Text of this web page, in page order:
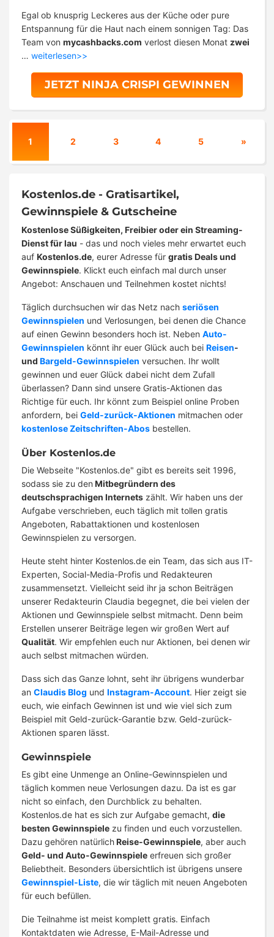
Egal ob knusprig Leckeres aus der Küche oder pure
Entspannung für die Haut nach einem sonnigen Tag: Das
Team von mycashbacks.com verlost diesen Monat zwei
… weiterlesen>>
JETZT NINJA CRISPI GEWINNEN
1 2 3 4 5 »
Kostenlos.de - Gratisartikel,
Gewinnspiele & Gutscheine
Kostenlose Süßigkeiten, Freibier oder ein Streaming-
Dienst für lau - das und noch vieles mehr erwartet euch
auf Kostenlos.de, eurer Adresse für gratis Deals und
Gewinnspiele. Klickt euch einfach mal durch unser
Angebot: Anschauen und Teilnehmen kostet nichts!
Täglich durchsuchen wir das Netz nach seriösen
Gewinnspielen und Verlosungen, bei denen die Chance
auf einen Gewinn besonders hoch ist. Neben Auto-
Gewinnspielen könnt ihr euer Glück auch bei Reisen-
und Bargeld-Gewinnspielen versuchen. Ihr wollt
gewinnen und euer Glück dabei nicht dem Zufall
überlassen? Dann sind unsere Gratis-Aktionen das
Richtige für euch. Ihr könnt zum Beispiel online Proben
anfordern, bei Geld-zurück-Aktionen mitmachen oder
kostenlose Zeitschriften-Abos bestellen.
Über Kostenlos.de
Die Webseite "Kostenlos.de" gibt es bereits seit 1996,
sodass sie zu den Mitbegründern des
deutschsprachigen Internets zählt. Wir haben uns der
Aufgabe verschrieben, euch täglich mit tollen gratis
Angeboten, Rabattaktionen und kostenlosen
Gewinnspielen zu versorgen.
Heute steht hinter Kostenlos.de ein Team, das sich aus IT-
Experten, Social-Media-Profis und Redakteuren
zusammensetzt. Vielleicht seid ihr ja schon Beiträgen
unserer Redakteurin Claudia begegnet, die bei vielen der
Aktionen und Gewinnspiele selbst mitmacht. Denn beim
Erstellen unserer Beiträge legen wir großen Wert auf
Qualität. Wir empfehlen euch nur Aktionen, bei denen wir
auch selbst mitmachen würden.
Dass sich das Ganze lohnt, seht ihr übrigens wunderbar
an Claudis Blog und Instagram-Account. Hier zeigt sie
euch, wie einfach Gewinnen ist und wie viel sich zum
Beispiel mit Geld-zurück-Garantie bzw. Geld-zurück-
Aktionen sparen lässt.
Gewinnspiele
Es gibt eine Unmenge an Online-Gewinnspielen und
täglich kommen neue Verlosungen dazu. Da ist es gar
nicht so einfach, den Durchblick zu behalten.
Kostenlos.de hat es sich zur Aufgabe gemacht, die
besten Gewinnspiele zu finden und euch vorzustellen.
Dazu gehören natürlichReise-Gewinnspiele, aber auch
Geld- und Auto-Gewinnspiele erfreuen sich großer
Beliebtheit. Besonders übersichtlich ist übrigens unsere
Gewinnspiel-Liste, die wir täglich mit neuen Angeboten
für euch befüllen.
Die Teilnahme ist meist komplett gratis. Einfach
Kontaktdaten wie Adresse, E-Mail-Adresse und